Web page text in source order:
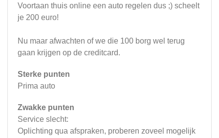
Voortaan thuis online een auto regelen dus ;) scheelt
je 200 euro!
Nu maar afwachten of we die 100 borg wel terug
gaan krijgen op de creditcard.
Sterke punten
Prima auto
Zwakke punten
Service slecht:
Oplichting qua afspraken, proberen zoveel mogelijk